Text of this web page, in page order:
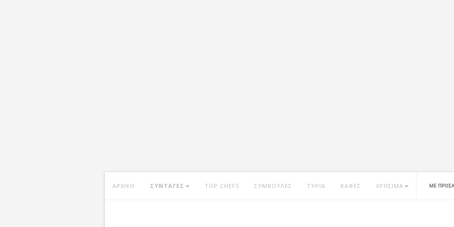
ΑΡΧΙΚΗ ΣΥΝΤΑΓΕΣ TOP CHEFS ΣΥΜΒΟΥΛΕΣ ΤΥΡΙΑ ΚΑΦΕΣ ΧΡΗΣΙΜΑ